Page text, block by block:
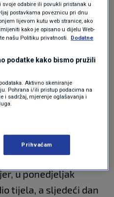
se nakon
su važniji od samog
za oporavak
za sljedeći
kasnije.
skupine mišića u
u ponedjeljak
tijela, a sljedeći dan
odabire ili povukli pristanak u
postavkama poveznicu pri dnu
lijevom kutu web stranice, ako
kako je opisano u dijelu Web-
našu Politiku privatnosti. Dodatne
podatke kako bismo pružili
Aktivno skeniranje
Pohrana i/ili pristup podacima na
i sadržaj, mjerenje oglašavanja i
Prihvaćam